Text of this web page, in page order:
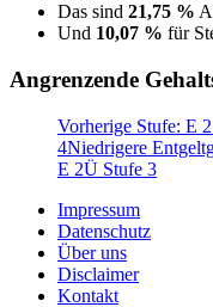
Das sind 21,75 %
Und 10,07 % für
Angrenzende
Vorherige Stufe: E
4Niedrigere
E 2Ü Stufe 3
Impressum
Datenschutz
Über uns
Disclaimer
Kontakt